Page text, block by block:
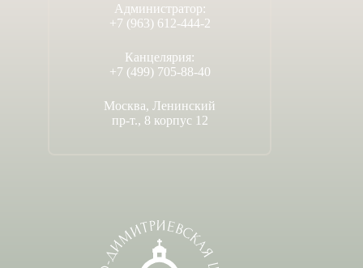
Администратор:
+7 (963) 612-444-2
Канцелярия:
+7 (499) 705-88-40
Москва, Ленинский
пр-т., 8 корпус 12